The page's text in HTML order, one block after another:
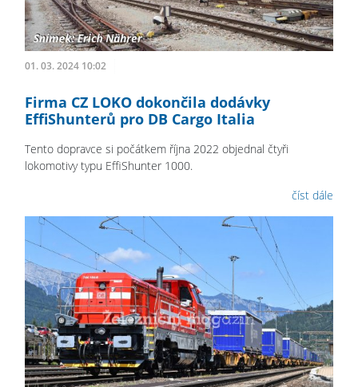
01. 03. 2024 10:02
Firma CZ LOKO dokončila dodávky
EffiShunterů pro DB Cargo Italia
Tento dopravce si počátkem října 2022 objednal čtyři
lokomotivy typu EffiShunter 1000.
číst dále